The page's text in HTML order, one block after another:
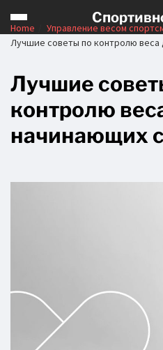
Home
Управление весом
Лучшие советы по контролю
Лучшие
контролю
начинающих